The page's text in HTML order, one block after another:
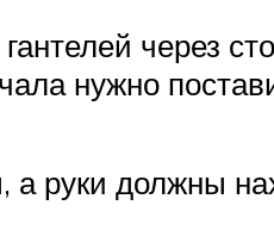
через
нужно
а руки должны